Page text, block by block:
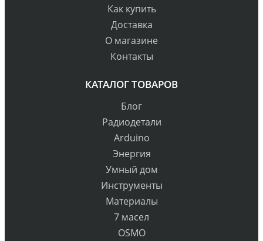
Как купить
Доставка
О магазине
Контакты
КАТАЛОГ ТОВАРОВ
Блог
Радиодетали
Arduino
Энергия
Умный дом
Инструменты
Материалы
7 масел
OSMO